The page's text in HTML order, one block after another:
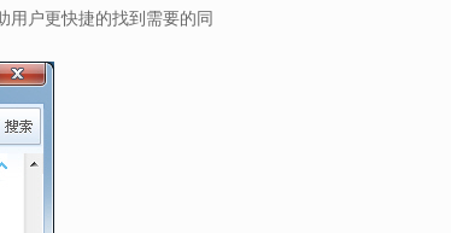
用户更快捷的找到需要的同